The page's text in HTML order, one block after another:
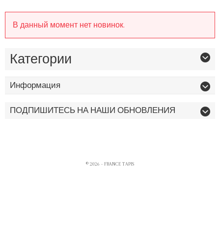
В данный момент нет новинок.
Категории
Информация
© 2026 - FRANCE TAPIS
ПОДПИШИТЕСЬ НА НАШИ ОБНОВЛЕНИЯ